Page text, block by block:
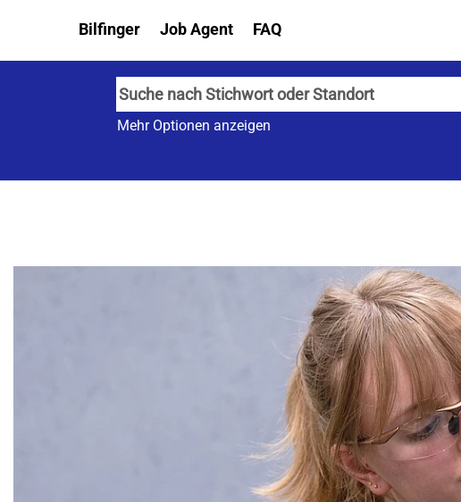
Bilfinger Job Agent FAQ
Mehr Optionen anzeigen